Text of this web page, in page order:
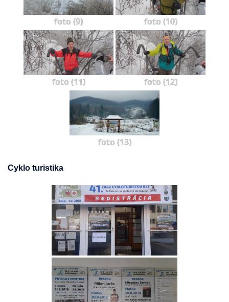
foto (9) foto (10)
foto (11) foto (12)
foto (13)
Cyklo turistika